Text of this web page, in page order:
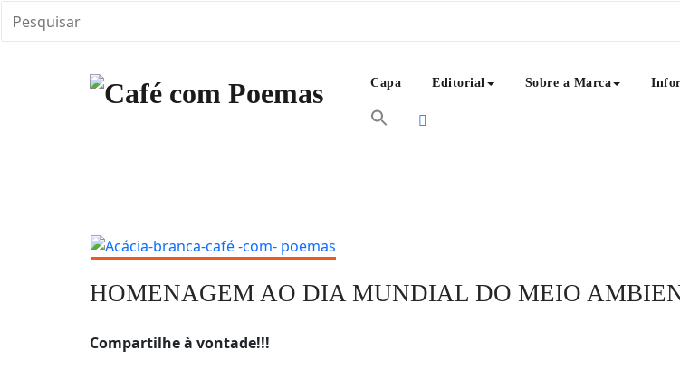
Capa Editorial Sobre a Marca
HOMENAGEM AO DIA MUNDIAL DO MEIO
Compartilhe à vontade!!!